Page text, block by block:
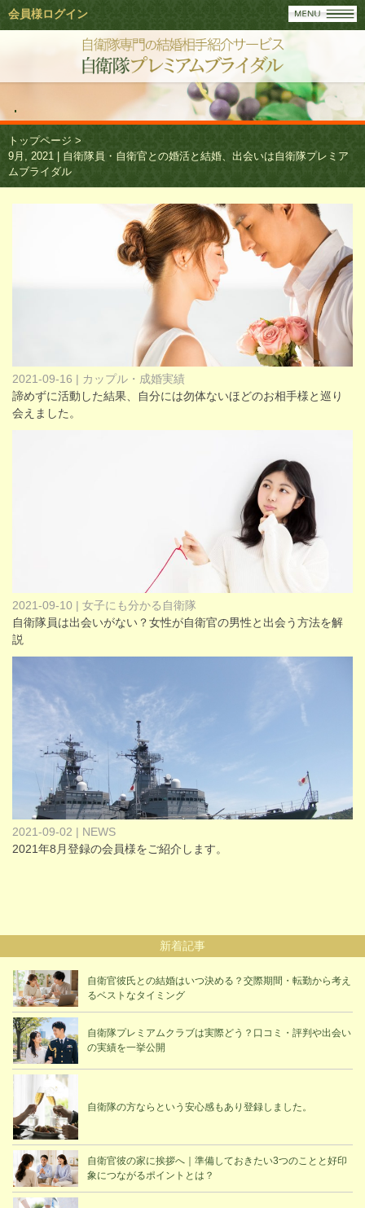
トップページ >
9月, 2021 | 自衛隊員・自衛官との婚活と結婚、出会いは自衛隊プレミア
ムブライダル
2021-09-16 | カップル・成婚実績
諦めずに活動した結果、自分には勿体ないほどのお相手様と巡り
会えました。
2021-09-10 | 女子にも分かる自衛隊
自衛隊員は出会いがない？女性が自衛官の男性と出会う方法を解
説
2021-09-02 | NEWS
2021年8月登録の会員様をご紹介します。
新着記事
自衛官彼氏との結婚はいつ決める？交際期間・転勤から考え
るベストなタイミング
自衛隊プレミアムクラブは実際どう？口コミ・評判や出会い
の実績を一挙公開
自衛隊の方ならという安心感もあり登録しました。
自衛官彼の家に挨拶へ｜準備しておきたい3つのことと好印
象につながるポイントとは？
会員様ログイン